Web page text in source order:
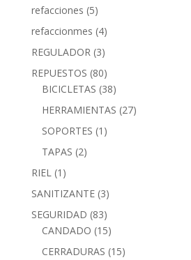
refacciones (5)
refaccionmes (4)
REGULADOR (3)
REPUESTOS (80)
BICICLETAS (38)
HERRAMIENTAS (27)
SOPORTES (1)
TAPAS (2)
RIEL (1)
SANITIZANTE (3)
SEGURIDAD (83)
CANDADO (15)
CERRADURAS (15)